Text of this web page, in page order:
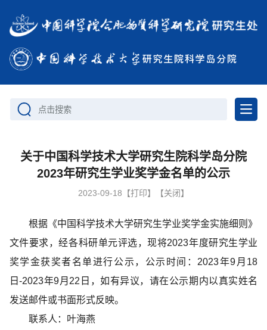
点击搜索
关于中国科学技术大学研究生院科学岛分院
2023年研究生学业奖学金名单的公示
2023-09-18 【打印】 【关闭】
根据《中国科学技术大学研究生学业奖学金实施细则》
文件要求，经各科研单元评选，现将2023年度研究生学业
奖学金获奖者名单进行公示，公示时间：2023年9月18
日-2023年9月22日，如有异议，请在公示期内以真实姓名
发送邮件或书面形式反映。
联系人：叶海燕